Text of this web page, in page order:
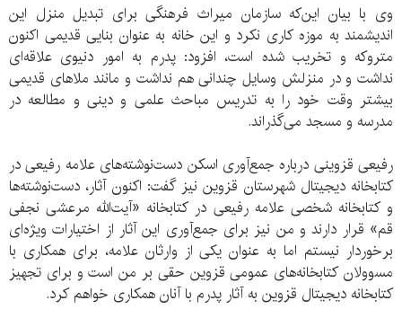
وی با بیان این‌که سازمان میراث فرهنگی برای تبدیل منزل این
اندیشمند به موزه کاری نکرد و این خانه به عنوان بنایی قدیمی‌ اکنون
متروکه و تخریب شده است، افزود: پدرم به امور دنیوی علاقه‌ای
نداشت و در منزلش وسایل چندانی هم نداشت و مانند ملاهای قدیمی
بیشتر وقت خود را به تدریس مباحث علمی و دینی و مطالعه در
مدرسه و مسجد می‌گذراند.
رفیعی قزوینی درباره جمع‌آوری اسکن دست‌نوشته‌های علامه رفیعی در
کتابخانه دیجیتال شهرستان قزوین نیز گفت: اکنون آثار، دست‌نوشته‌ها
و کتابخانه شخصی علامه رفیعی در کتابخانه «آیت‌الله مرعشی نجفی
قم» قرار دارند و من نیز برای جمع‌آوری این آثار از اختیارات ویژه‌‌ای
برخوردار نیستم اما به‌ عنوان یکی از وارثان علامه، برای همکاری با
مسوولان کتابخانه‌های عمومی قزوین حقی بر من است و برای تجهیز
کتابخانه دیجیتال قزوین به آثار پدرم با آنان همکاری خواهم کرد.